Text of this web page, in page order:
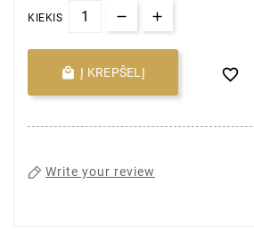
KIEKIS
 Į KREPŠELĮ 
Write your review